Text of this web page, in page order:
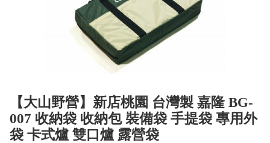
【大山野營】新店桃園 台灣製 嘉隆 BG-
007 收納袋 收納包 裝備袋 手提袋 專用外
袋 卡式爐 雙口爐 露營袋